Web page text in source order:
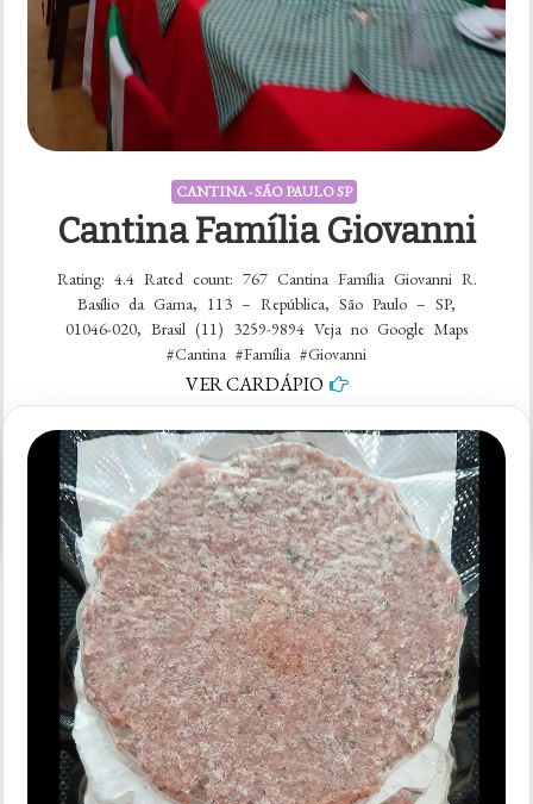
CANTINA - SÃO PAULO SP
Cantina Família Giovanni
Rating: 4.4 Rated count: 767 Cantina Família Giovanni R.
Basílio da Gama, 113 – República, São Paulo – SP,
01046-020, Brasil (11) 3259-9894 Veja no Google Maps
#Cantina #Família #Giovanni
VER CARDÁPIO
5 comentáriosem
Cantina
Família
Giovanni